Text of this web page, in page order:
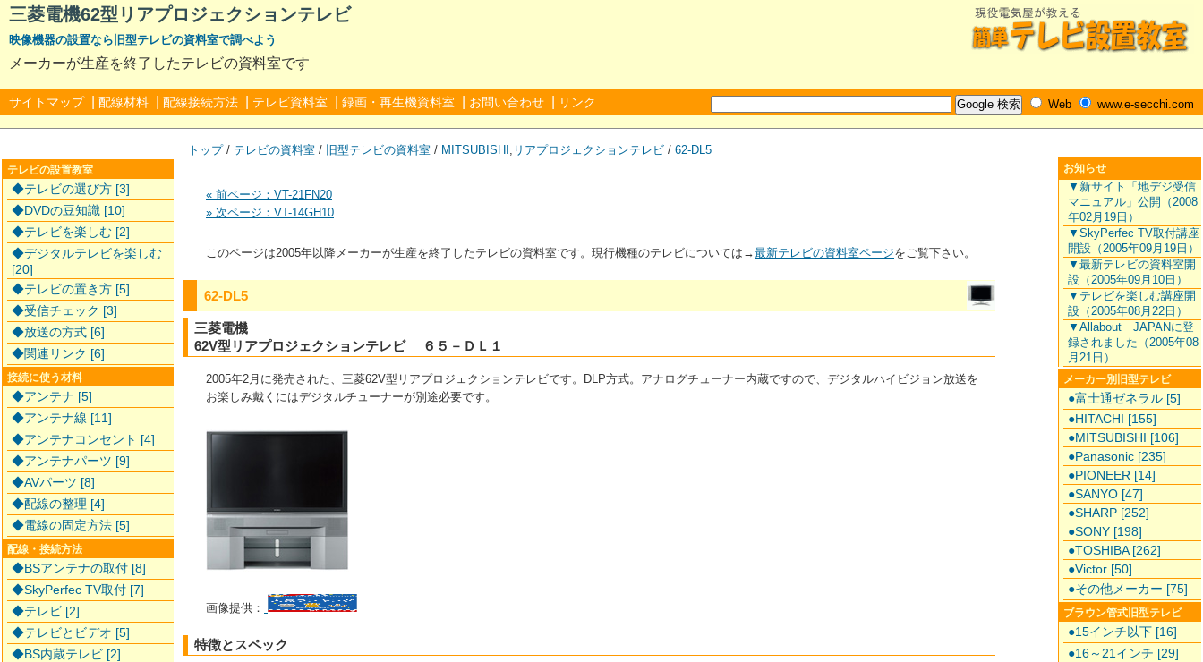
三菱電機62型リアプロジェクションテレビ
映像機器の設置なら旧型テレビの資料室で調べよう
メーカーが生産を終了したテレビの資料室です
Web www.e-secchi.com
サイトマップ 配線材料 配線接続方法 テレビ資料室 録画・再生機資料室 お問い合わせ リンク
トップ/ テレビの資料室 / 旧型テレビの資料室 / MITSUBISHI , リアプロジェクションテレビ / 62-DL5
« 前ページ：VT-21FN20
» 次ページ：VT-14GH10
このページは2005年以降メーカーが生産を終了したテレビの資料室です。現行機種のテレビについては→最新テレビの資料室ページをご覧下さい。
62-DL5
三菱電機
62V型リアプロジェクションテレビ ６５－ＤＬ１
2005年2月に発売された、三菱62V型リアプロジェクションテレビです。DLP方式。アナログチューナー内蔵ですので、デジタルハイビジョン放送を
お楽しみ戴くにはデジタルチューナーが別途必要です。
画像提供：
特徴とスペック
テレビの設置教室
◆テレビの選び方 [3]
◆DVDの豆知識 [10]
◆テレビを楽しむ [2]
◆デジタルテレビを楽しむ
[20]
◆テレビの置き方 [5]
◆受信チェック [3]
◆放送の方式 [6]
◆関連リンク [6]
接続に使う材料
◆アンテナ [5]
◆アンテナ線 [11]
◆アンテナコンセント [4]
◆アンテナパーツ [9]
◆AVパーツ [8]
◆配線の整理 [4]
◆電線の固定方法 [5]
配線・接続方法
◆BSアンテナの取付 [8]
◆SkyPerfec TV取付 [7]
◆テレビ [2]
◆テレビとビデオ [5]
◆BS内蔵テレビ [2]
お知らせ
▼新サイト「地デジ受信
マニュアル」公開（2008
年02月19日）
▼SkyPerfec TV取付講座
開設（2005年09月19日）
▼最新テレビの資料室開
設（2005年09月10日）
▼テレビを楽しむ講座開
設（2005年08月22日）
▼Allabout JAPANに登
録されました（2005年08
月21日）
メーカー別旧型テレビ
●富士通ゼネラル [5]
●HITACHI [155]
●MITSUBISHI [106]
●Panasonic [235]
●PIONEER [14]
●SANYO [47]
●SHARP [252]
●SONY [198]
●TOSHIBA [262]
●Victor [50]
●その他メーカー [75]
ブラウン管式旧型テレビ
●15インチ以下 [16]
●16～21インチ [29]